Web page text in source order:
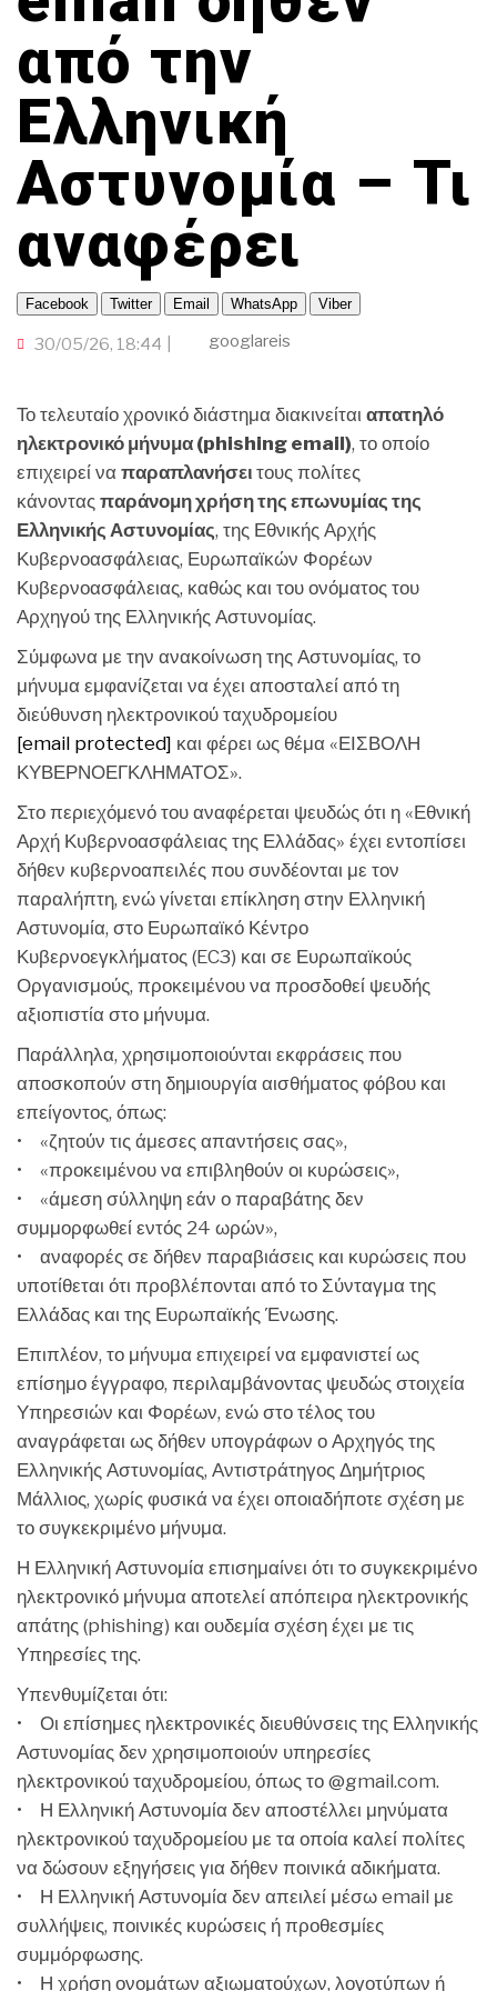
TRAVELLER
INFLUENCER
ΒΡΟΥΜ ΒΡΟΥΜ
ΟΙΚΟΝΟΜΙΑ
ΠΟΡΤΟΚΑΛΙ ΘΕΑ
ΑΛΛΑ ΣΠΟΡ
CINEΜΑΔΕΣ
Ο ΛΑΟΣ ΤΡΑΓΟΥΔΙ ΘΕΛΕΙ
ΜΕΓΑΣ CHEF
ΟΜΟΓΕΝΕΙΑ
ΕΚΕΙ ΣΤΑ ΞΕΝΑ
από την
Ελληνική
Αστυνομία – Τι
αναφέρει
Facebook Twitter Email WhatsApp Viber
30/05/26, 18:44 googlareis
Το τελευταίο χρονικό διάστημα διακινείται απατηλό
ηλεκτρονικό μήνυμα (phishing email), το οποίο
επιχειρεί να παραπλανήσει τους πολίτες
κάνοντας παράνομη χρήση της επωνυμίας της
Ελληνικής Αστυνομίας, της Εθνικής Αρχής
Κυβερνοασφάλειας, Ευρωπαϊκών Φορέων
Κυβερνοασφάλειας, καθώς και του ονόματος του
Αρχηγού της Ελληνικής Αστυνομίας.
Σύμφωνα με την ανακοίνωση της Αστυνομίας, το
μήνυμα εμφανίζεται να έχει αποσταλεί από τη
διεύθυνση ηλεκτρονικού ταχυδρομείου
[email protected] και φέρει ως θέμα «ΕΙΣΒΟΛΗ
ΚΥΒΕΡΝΟΕΓΚΛΗΜΑΤΟΣ».
Στο περιεχόμενό του αναφέρεται ψευδώς ότι η «Εθνική
Αρχή Κυβερνοασφάλειας της Ελλάδας» έχει εντοπίσει
δήθεν κυβερνοαπειλές που συνδέονται με τον
παραλήπτη, ενώ γίνεται επίκληση στην Ελληνική
Αστυνομία, στο Ευρωπαϊκό Κέντρο
Κυβερνοεγκλήματος (EC3) και σε Ευρωπαϊκούς
Οργανισμούς, προκειμένου να προσδοθεί ψευδής
αξιοπιστία στο μήνυμα.
Παράλληλα, χρησιμοποιούνται εκφράσεις που
αποσκοπούν στη δημιουργία αισθήματος φόβου και
επείγοντος, όπως:
• «ζητούν τις άμεσες απαντήσεις σας»,
• «προκειμένου να επιβληθούν οι κυρώσεις»,
• «άμεση σύλληψη εάν ο παραβάτης δεν
συμμορφωθεί εντός 24 ωρών»,
• αναφορές σε δήθεν παραβιάσεις και κυρώσεις που
υποτίθεται ότι προβλέπονται από το Σύνταγμα της
Ελλάδας και της Ευρωπαϊκής Ένωσης.
Επιπλέον, το μήνυμα επιχειρεί να εμφανιστεί ως
επίσημο έγγραφο, περιλαμβάνοντας ψευδώς στοιχεία
Υπηρεσιών και Φορέων, ενώ στο τέλος του
αναγράφεται ως δήθεν υπογράφων ο Αρχηγός της
Ελληνικής Αστυνομίας, Αντιστράτηγος Δημήτριος
Μάλλιος, χωρίς φυσικά να έχει οποιαδήποτε σχέση με
το συγκεκριμένο μήνυμα.
Η Ελληνική Αστυνομία επισημαίνει ότι το συγκεκριμένο
ηλεκτρονικό μήνυμα αποτελεί απόπειρα ηλεκτρονικής
απάτης (phishing) και ουδεμία σχέση έχει με τις
Υπηρεσίες της.
Υπενθυμίζεται ότι:
• Οι επίσημες ηλεκτρονικές διευθύνσεις της Ελληνικής
Αστυνομίας δεν χρησιμοποιούν υπηρεσίες
ηλεκτρονικού ταχυδρομείου, όπως το @gmail.com.
• Η Ελληνική Αστυνομία δεν αποστέλλει μηνύματα
ηλεκτρονικού ταχυδρομείου με τα οποία καλεί πολίτες
να δώσουν εξηγήσεις για δήθεν ποινικά αδικήματα.
• Η Ελληνική Αστυνομία δεν απειλεί μέσω email με
συλλήψεις, ποινικές κυρώσεις ή προθεσμίες
συμμόρφωσης.
• Η χρήση ονομάτων αξιωματούχων, λογοτύπων ή